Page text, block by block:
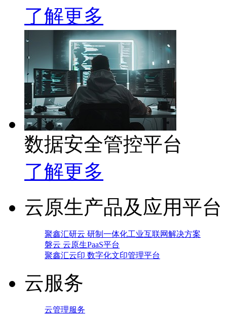
了解更多
数据安全管控平台
了解更多
云原生产品及应用平台
聚鑫汇研云 研制一体化工业互联网解决方案
磐云 云原生PaaS平台
聚鑫汇云印 数字化文印管理平台
云服务
云管理服务